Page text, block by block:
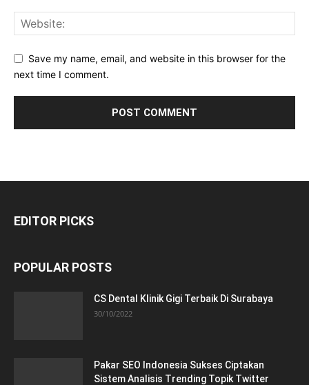
Save my name, email, and website in this browser for the
next time I comment.
EDITOR PICKS
POPULAR POSTS
CS Dental Klinik Gigi Terbaik Di Surabaya
30/10/2022
Pakar SEO Indonesia Sukses Ciptakan
Sistem Analisis Trending Topik Twitter